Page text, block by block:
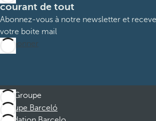
courant de tout
Abonnez-vous à notre newsletter et
votre boite mail
M’abonner
Groupe
Groupe Barceló